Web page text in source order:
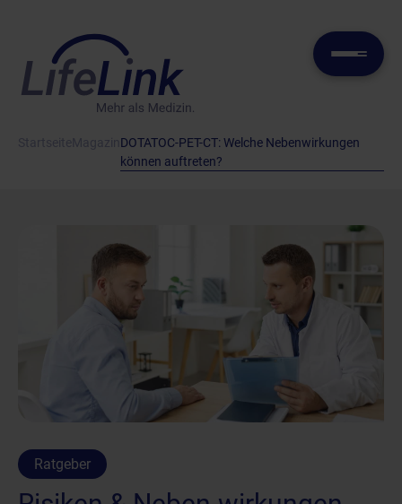
DOTATOC-PET-CT: Welche Nebenwirkungen
können auftreten?
Ratgeber